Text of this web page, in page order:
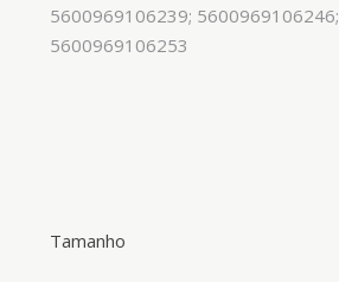
5600969106239; 5600969106246;
5600969106253
Tamanho